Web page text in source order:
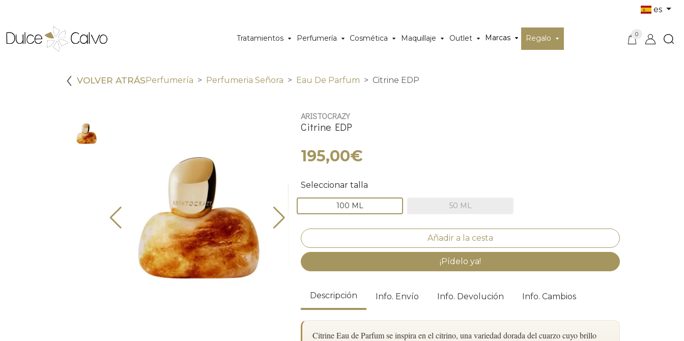
es
Tratamientos Perfumería Cosmética Maquillaje Outlet Marcas Regalo 0
VOLVER ATRÁSPerfumería Perfumeria Señora Eau De Parfum Citrine EDP
ARISTOCRAZY
Citrine EDP
195,00€
Seleccionar talla
100 ML 50 ML
¡Pídelo ya!
Descripción Info. Envío Info. Devolución Info. Cambios
Citrine Eau de Parfum se inspira en el citrino, una variedad dorada del cuarzo cuyo brillo